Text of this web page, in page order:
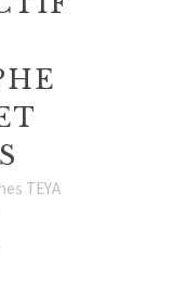
TEYA